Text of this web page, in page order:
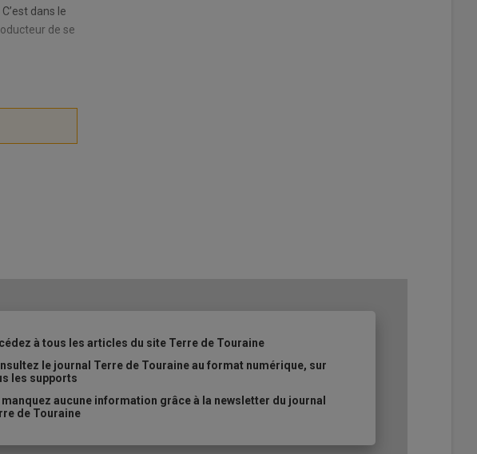
dans le
de se
à tous les articles du site Terre de Touraine
le journal Terre de Touraine au format numérique, sur
les supports
manquez aucune information grâce à la newsletter du journal
de Touraine